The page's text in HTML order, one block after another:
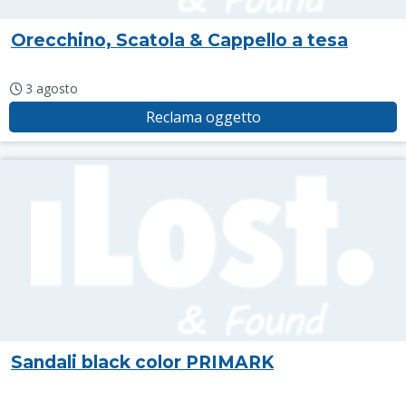
Orecchino, Scatola & Cappello a tesa
3 agosto
Reclama oggetto
Sandali black color PRIMARK